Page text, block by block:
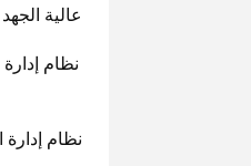
عالية الجهد Bms
نظام
نظام إدارة